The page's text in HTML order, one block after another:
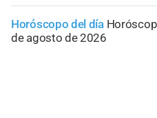
Horóscopo del día
de agosto de 2026